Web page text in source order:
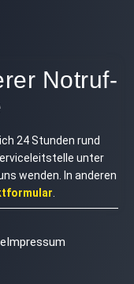
Notruf-
24 Stunden rund
unter
wenden. In anderen
Impressum